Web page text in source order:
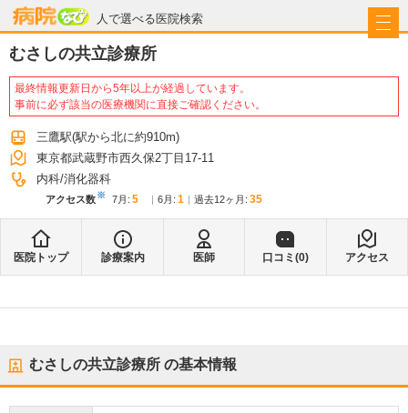
人で選べる医院検索
病院なび
むさしの共立診療所
最終情報更新日から5年以上が経過しています。
事前に必ず該当の医療機関に直接ご確認ください。
三鷹駅(駅から北に約910m)
東京都武蔵野市西久保2丁目17-11
内科 消化器科
アクセス数※ 7月 : 5 6月 : 1 過去12ヶ月: 35
医院トップ 診療案内 医師 口コミ(0) アクセス
むさしの共立診療所 の基本情報